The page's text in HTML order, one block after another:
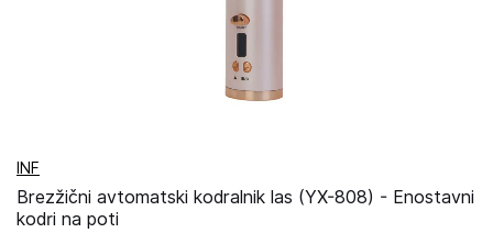
INF
Brezžični avtomatski kodralnik las (YX-808) - Enostavni
kodri na poti